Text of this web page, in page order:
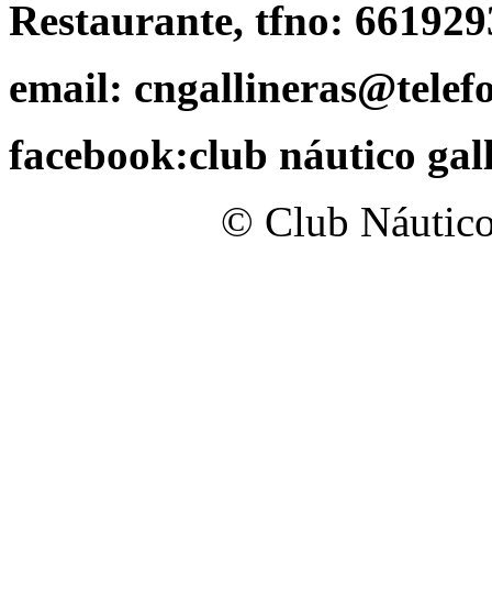
Restaurante, tfno:
email:
facebook:club náutico
© Club